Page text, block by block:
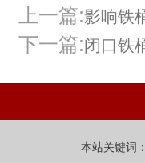
上一篇:影响铁
下一篇:闭口铁
本站关键词